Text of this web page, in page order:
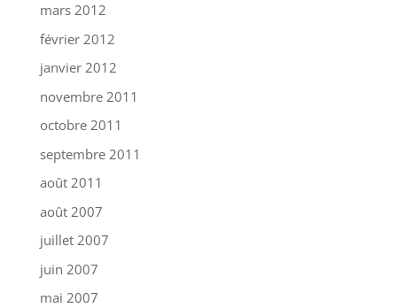
mars 2012
février 2012
janvier 2012
novembre 2011
octobre 2011
septembre 2011
août 2011
août 2007
juillet 2007
juin 2007
mai 2007